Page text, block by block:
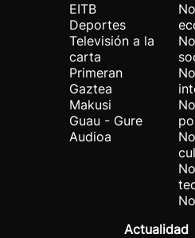
EITB
Deportes
Televisión a la
carta
Primeran
Gaztea
Makusi
Guau - Gure
Audioa
Actualidad